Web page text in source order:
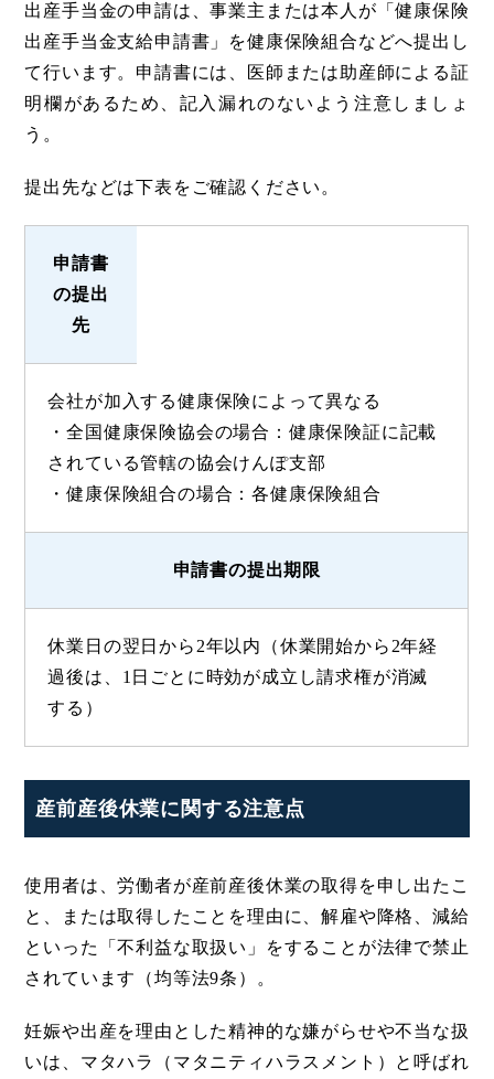
出産手当金の申請は、事業主または本人が「健康保険
出産手当金支給申請書」を健康保険組合などへ提出し
て行います。申請書には、医師または助産師による証
明欄があるため、記入漏れのないよう注意しましょ
う。
提出先などは下表をご確認ください。
申請書
の提出
先
会社が加入する健康保険によって異なる
・全国健康保険協会の場合：健康保険証に記載
されている管轄の協会けんぽ支部
・健康保険組合の場合：各健康保険組合
申請書の提出期限
休業日の翌日から2年以内（休業開始から2年経
過後は、1日ごとに時効が成立し請求権が消滅
する）
産前産後休業に関する注意点
使用者は、労働者が産前産後休業の取得を申し出たこ
と、または取得したことを理由に、解雇や降格、減給
といった「不利益な取扱い」をすることが法律で禁止
されています（均等法9条）。
妊娠や出産を理由とした精神的な嫌がらせや不当な扱
いは、マタハラ（マタニティハラスメント）と呼ばれ